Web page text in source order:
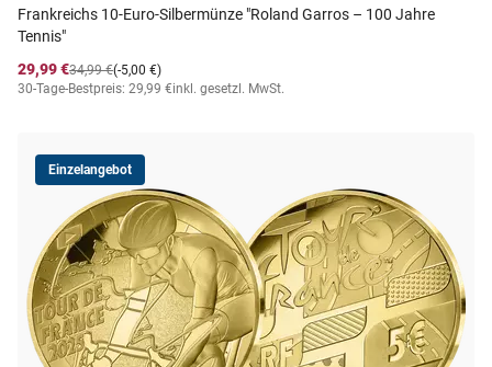
Frankreichs 10-Euro-Silbermünze "Roland Garros – 100 Jahre
Tennis"
29,99 €
(-5,00 €)
34,99 €
30-Tage-Bestpreis: 29,99 €inkl. gesetzl. MwSt.
Einzelangebot